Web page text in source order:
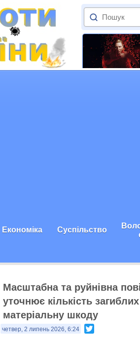
Економіка Суспільство
Масштабна та руйнівна
уточнює кількість
матеріальну шкоду
четвер, 2 липень 2026, 6:24